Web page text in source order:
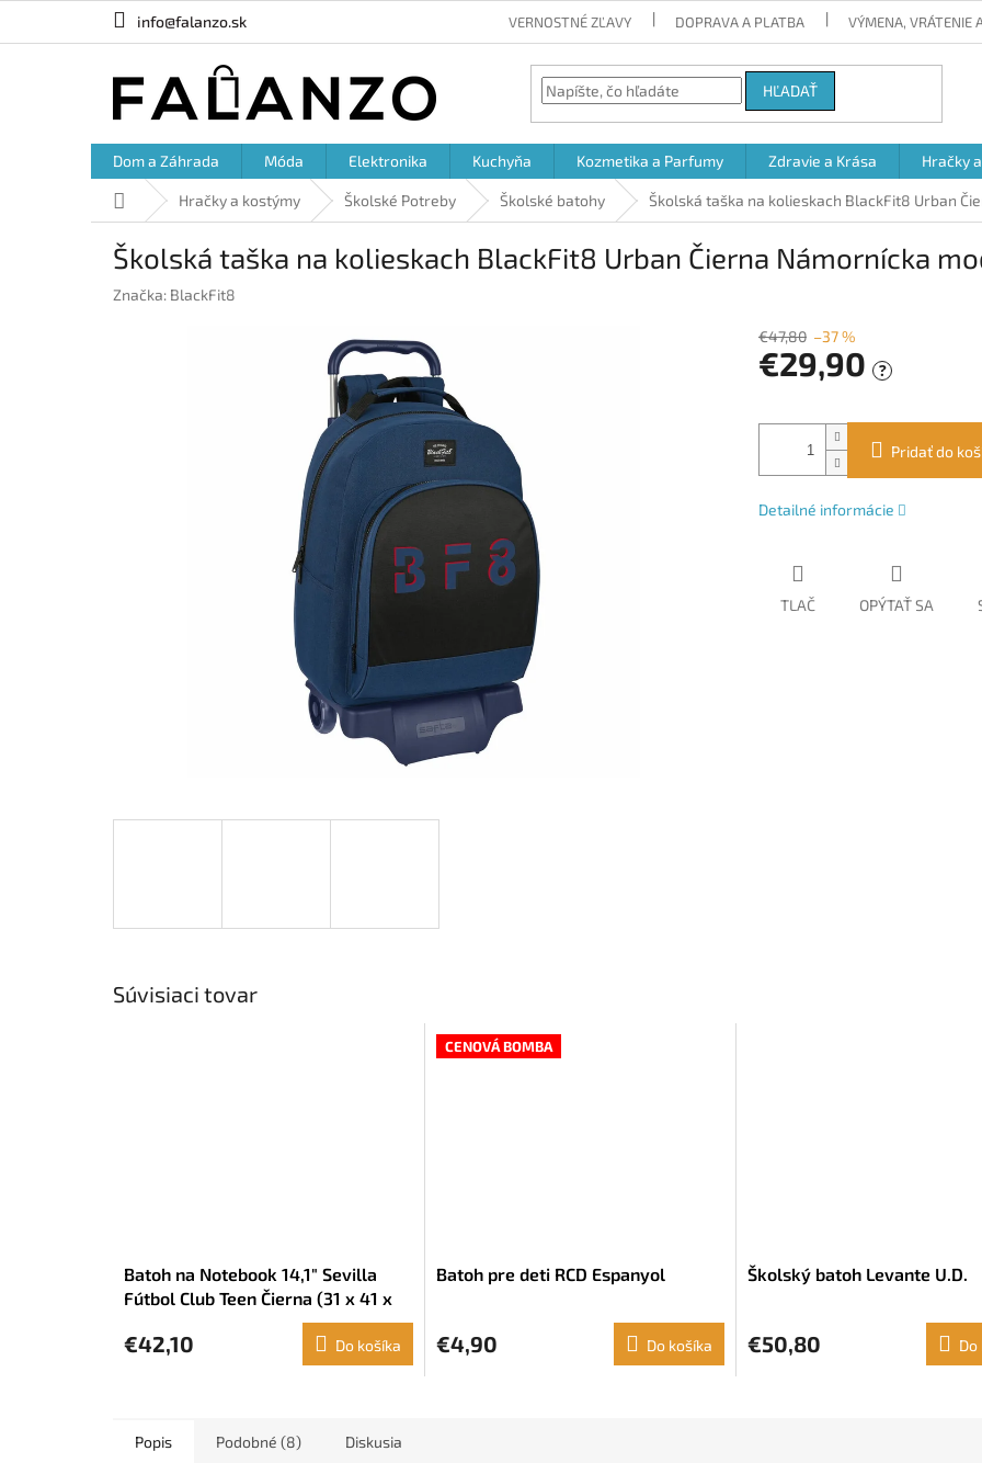
info@falanzo.sk VERNOSTNÉ ZĽAVY DOPRAVA A PLATBA VÝMENA, VRÁTENIE
HĽADAŤ
Dom a Záhrada Móda Elektronika Kuchyňa Kozmetika a Parfumy Zdravie a Krása Hračky
DomovHračky a kostýmy Školské Potreby Školské batohy Školská taška na kolieskach BlackFit8 Urban
Školská taška na kolieskach BlackFit8 Urban Čierna Námornícka
Značka: BlackFit8
€47,80 –37 %
€29,90 ?
cena:
Pridať do
Detailné informácie
TLAČ OPÝTAŤ SA
Súvisiaci tovar
Batoh na Notebook 14,1" Sevilla
Fútbol Club Teen Čierna (31 x 41 x
€42,10 Do košíka
CENOVÁ BOMBA
Batoh pre deti RCD Espanyol
€4,90 Do košíka
Školský batoh Levante U.D.
€50,80 Do
Popis Podobné (8) Diskusia